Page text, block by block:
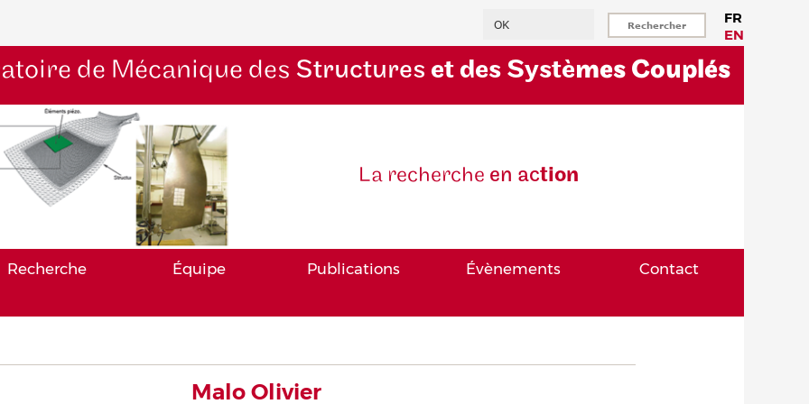
FR
EN
de Mécanique des Structures et des Systèmes Couplés
La recherche en action
Recherche Équipe Publications Évènements Contact
Malo Olivier